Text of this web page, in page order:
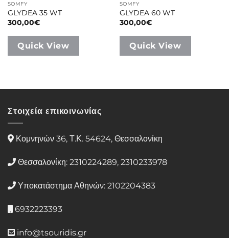
SOMFY
GLYDEA 35 WT
300,00€
Quick View
SOMFY
GLYDEA 60 WT
300,00€
Quick View
Στοιχεία επικοινωνίας
Κομνηνών 36, Τ.Κ. 54624, Θεσσαλονίκη
Θεσσαλονίκη: 2310224289, 2310233978
Υποκατάστημα Αθηνών: 2102204383
6932223393
info@tsouridis.gr